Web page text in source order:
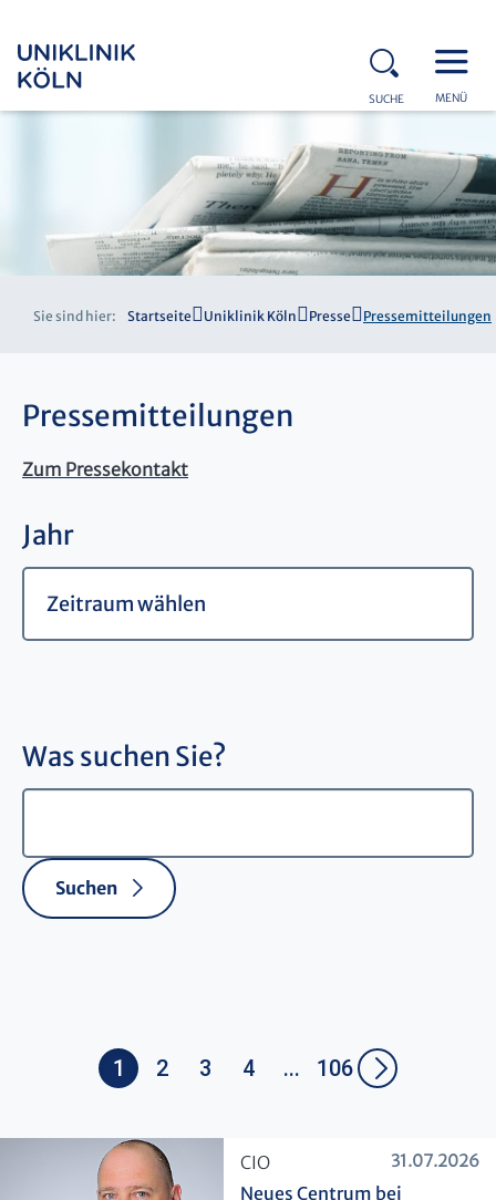
SUCHE MENÜ
Sie sind hier: Startseite Uniklinik Köln Presse Pressemitteilungen
Pressemitteilungen
Zum Pressekontakt
Jahr
Was suchen Sie?
Suchen
1 2 3 4 ... 106
31.07.2026
​CIO
Neues Centrum bei